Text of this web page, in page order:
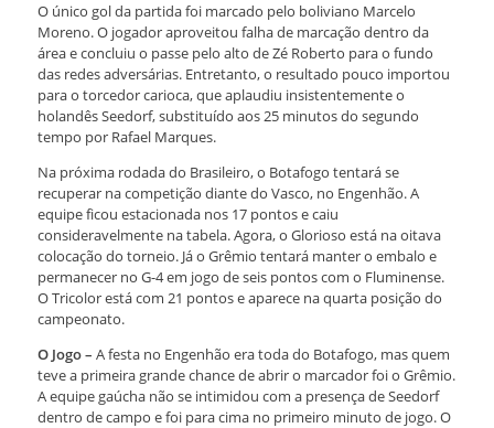
O único gol da partida foi marcado pelo boliviano Marcelo
Moreno. O jogador aproveitou falha de marcação dentro da
área e concluiu o passe pelo alto de Zé Roberto para o fundo
das redes adversárias. Entretanto, o resultado pouco importou
para o torcedor carioca, que aplaudiu insistentemente o
holandês Seedorf, substituído aos 25 minutos do segundo
tempo por Rafael Marques.
Na próxima rodada do Brasileiro, o Botafogo tentará se
recuperar na competição diante do Vasco, no Engenhão. A
equipe ficou estacionada nos 17 pontos e caiu
consideravelmente na tabela. Agora, o Glorioso está na oitava
colocação do torneio. Já o Grêmio tentará manter o embalo e
permanecer no G-4 em jogo de seis pontos com o Fluminense.
O Tricolor está com 21 pontos e aparece na quarta posição do
campeonato.
O Jogo – A festa no Engenhão era toda do Botafogo, mas quem
teve a primeira grande chance de abrir o marcador foi o Grêmio.
A equipe gaúcha não se intimidou com a presença de Seedorf
dentro de campo e foi para cima no primeiro minuto de jogo. O